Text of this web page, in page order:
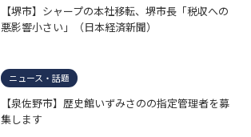
【堺市】シャープの本社移転、堺市長「税収への
悪影響小さい」（日本経済新聞）
ニュース・話題
【泉佐野市】歴史館いずみさのの指定管理者を募
集します